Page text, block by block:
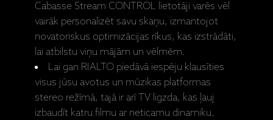
Cabasse Stream CONTROL lietotāji varēs vēl
vairāk personalizēt savu skaņu, izmantojot
novatoriskus optimizācijas rīkus, kas izstrādāti,
lai atbilstu viņu mājām un vēlmēm.
Lai gan RIALTO piedāvā iespēju klausīties
visus jūsu avotus un mūzikas platformas
stereo režīmā, tajā ir arī TV ligzda, kas ļauj
izbaudīt katru filmu ar neticamu dinamiku.